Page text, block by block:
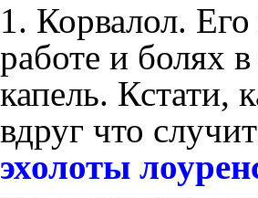
1. Корвалол.
работе и болях
капель. Кстати,
вдруг что
эхолоты